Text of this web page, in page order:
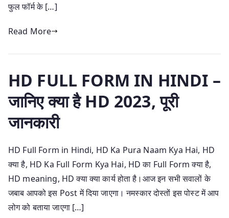
फुल फॉर्म के […]
Read More
HD FULL FORM IN HINDI –
जानिए क्या है HD 2023, पूरी
जानकारी
HD Full Form in Hindi, HD Ka Pura Naam Kya Hai, HD
क्या है, HD Ka Full Form Kya Hai, HD का Full Form क्या है,
HD meaning, HD क्या क्या कार्य होता है।आज इन सभी सवालों के
जबाब आपको इस Post में दिया जाएगा। नमस्कार दोस्तों इस पोस्ट में आप
लोग को बताया जाएगा […]